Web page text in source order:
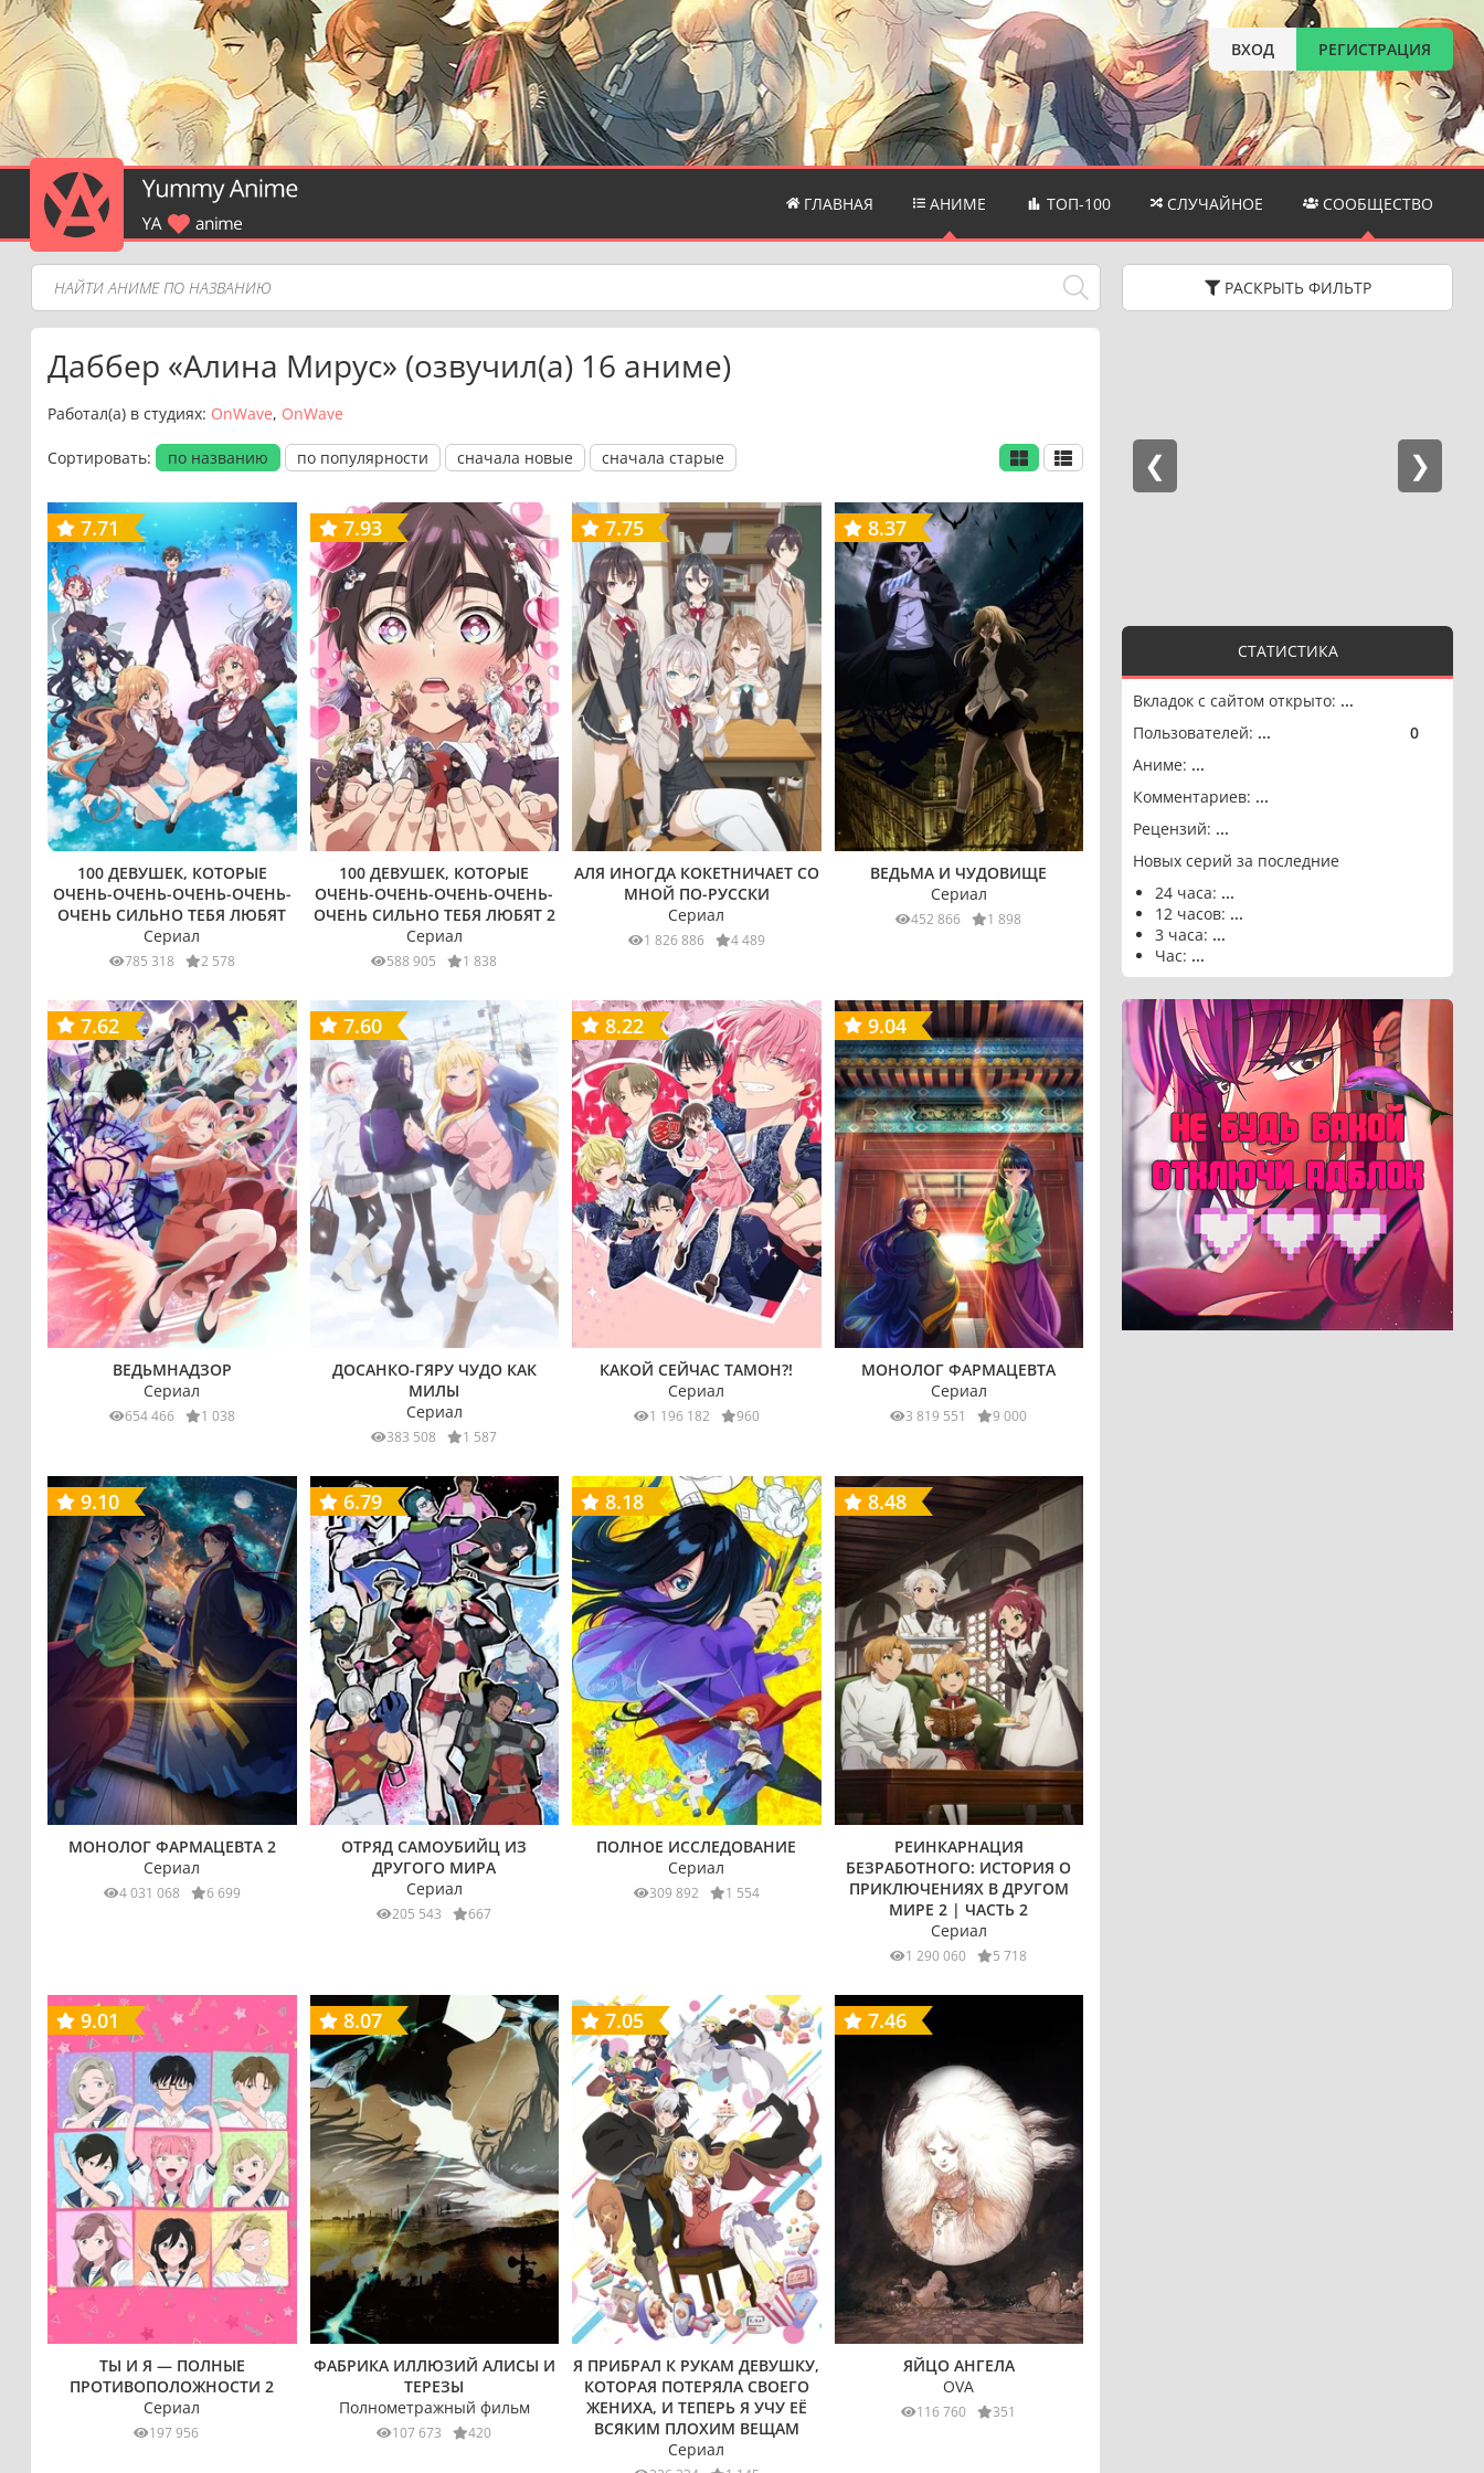
ВХОД РЕГИСТРАЦИЯ
ГЛАВНАЯ АНИМЕ ТОП-100 СЛУЧАЙНОЕ СООБЩЕСТВО
РАСКРЫТЬ ФИЛЬТР
СТАТИСТИКА
Вкладок с сайтом открыто: ...
Пользователей: ... 0
Аниме: ...
Комментариев: ...
Рецензий: ...
Новых серий за последние
24 часа: ...
12 часов: ...
3 часа: ...
Час: ...
Даббер «Алина Мирус» (озвучил(a) 16 аниме)
Работал(a) в студиях: OnWave, OnWave
Сортировать: по названию по популярности сначала новые сначала старые
7.71
100 ДЕВУШЕК, КОТОРЫЕ
ОЧЕНЬ-ОЧЕНЬ-ОЧЕНЬ-ОЧЕНЬ-
ОЧЕНЬ СИЛЬНО ТЕБЯ ЛЮБЯТ
Сериал
785 318 2 578
7.93
100 ДЕВУШЕК, КОТОРЫЕ
ОЧЕНЬ-ОЧЕНЬ-ОЧЕНЬ-ОЧЕНЬ-
ОЧЕНЬ СИЛЬНО ТЕБЯ ЛЮБЯТ 2
Сериал
588 905 1 838
7.75
АЛЯ ИНОГДА КОКЕТНИЧАЕТ СО
МНОЙ ПО-РУССКИ
Сериал
1 826 886 4 489
8.37
ВЕДЬМА И ЧУДОВИЩЕ
Сериал
452 866 1 898
7.62
ВЕДЬМНАДЗОР
Сериал
654 466 1 038
7.60
ДОСАНКО-ГЯРУ ЧУДО КАК
МИЛЫ
Сериал
383 508 1 587
8.22
КАКОЙ СЕЙЧАС ТАМОН?!
Сериал
1 196 182 960
9.04
МОНОЛОГ ФАРМАЦЕВТА
Сериал
3 819 551 9 000
9.10
МОНОЛОГ ФАРМАЦЕВТА 2
Сериал
4 031 068 6 699
6.79
ОТРЯД САМОУБИЙЦ ИЗ
ДРУГОГО МИРА
Сериал
205 543 667
8.18
ПОЛНОЕ ИССЛЕДОВАНИЕ
Сериал
309 892 1 554
8.48
РЕИНКАРНАЦИЯ
БЕЗРАБОТНОГО: ИСТОРИЯ О
ПРИКЛЮЧЕНИЯХ В ДРУГОМ
МИРЕ 2 | ЧАСТЬ 2
Сериал
1 290 060 5 718
9.01
ТЫ И Я — ПОЛНЫЕ
ПРОТИВОПОЛОЖНОСТИ 2
Сериал
197 956
8.07
ФАБРИКА ИЛЛЮЗИЙ АЛИСЫ И
ТЕРЕЗЫ
Полнометражный фильм
107 673 420
7.05
Я ПРИБРАЛ К РУКАМ ДЕВУШКУ,
КОТОРАЯ ПОТЕРЯЛА СВОЕГО
ЖЕНИХА, И ТЕПЕРЬ Я УЧУ ЕЁ
ВСЯКИМ ПЛОХИМ ВЕЩАМ
Сериал
7.46
ЯЙЦО АНГЕЛА
OVA
116 760 351